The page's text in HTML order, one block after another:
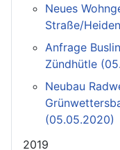
Neues
Straße/
Anfrage
Zündhütle
Neubau
(05.05.2020)
2019